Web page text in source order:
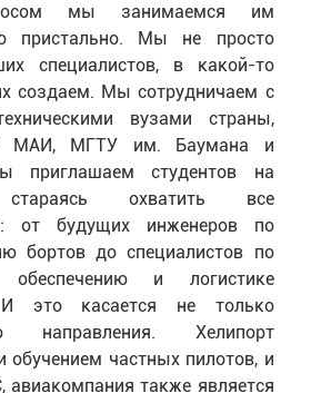
мы занимаемся им
пристально. Мы не просто
специалистов, в какой-то
создаем. Мы сотрудничаем с
вузами страны,
МАИ, МГТУ им. Баумана и
приглашаем студентов на
стараясь охватить все
от будущих инженеров по
бортов до специалистов по
обеспечению и логистике
И это касается не только
направления. Хелипорт
обучением частных пилотов, и
авиакомпания также является